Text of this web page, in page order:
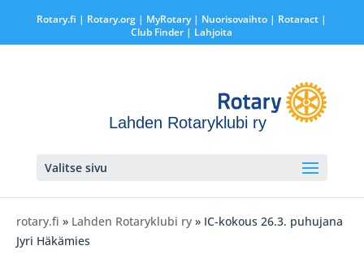
Rotary.fi | Rotary.org | MyRotary | Nuorisovaihto | Rotaract |
Club Finder | Lahjoita
Lahden Rotaryklubi ry
Valitse sivu
rotary.fi » Lahden Rotaryklubi ry » IC-kokous 26.3. puhujana
Jyri Häkämies